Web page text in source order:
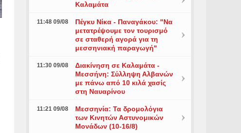
Καλαμάτα
11:48 09/08
Πέγκυ Νίκα - Παναγάκου: "Να
μετατρέψουμε τον τουρισμό
σε σταθερή αγορά για τη
μεσσηνιακή παραγωγή"
11:30 09/08
Διακίνηση σε Καλαμάτα -
Μεσσήνη: Σύλληψη Αλβανών
με πάνω από 10 κιλά χασίς
στη Ναυαρίνου
11:21 09/08
Μεσσηνία: Τα δρομολόγια
των Κινητών Αστυνομικών
Μονάδων (10-16/8)